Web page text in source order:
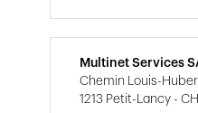
Multinet Services
Chemin Louis-
1213 Petit-Lancy - CH